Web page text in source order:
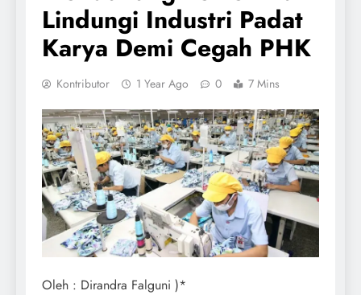
Lindungi Industri Padat
Karya Demi Cegah PHK
Kontributor 1 Year Ago 0 7 Mins
Oleh : Dirandra Falguni )*